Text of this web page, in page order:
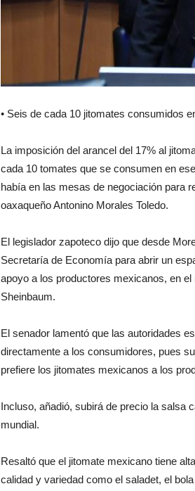
• Seis de cada 10 jitomates consumidos
La imposición del arancel del 17% al
cada 10 tomates que se consumen en
había en las mesas de negociación para
oaxaqueño Antonino Morales Toledo.
El legislador zapoteco dijo que desde
Secretaría de Economía para abrir un
apoyo a los productores mexicanos, en
Sheinbaum.
El senador lamentó que las autoridades
directamente a los consumidores, pues
prefiere los jitomates mexicanos a los
Incluso, añadió, subirá de precio la salsa
mundial.
Resaltó que el jitomate mexicano tiene
calidad y variedad como el saladet, el